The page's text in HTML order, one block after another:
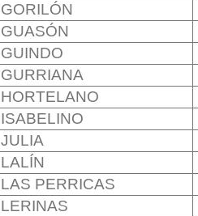
GORILÓN
GUASÓN
GUINDO
GURRIANA
HORTELANO
ISABELINO
JULIA
LALÍN
LAS PERRICAS
LERINAS